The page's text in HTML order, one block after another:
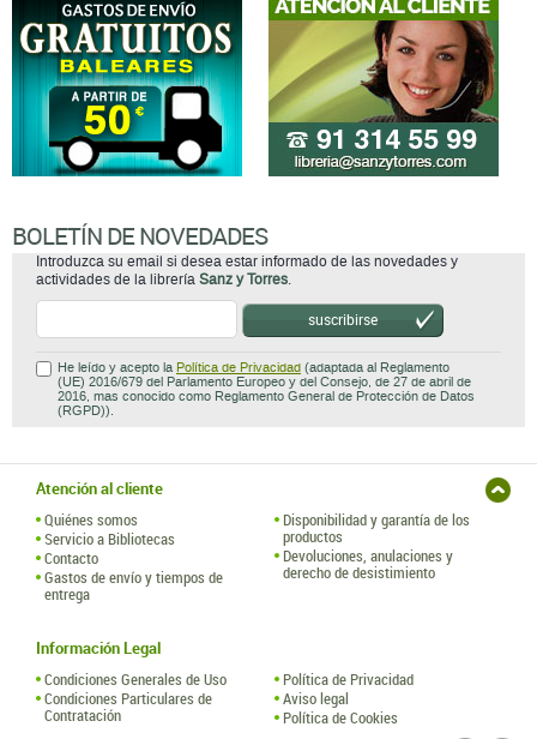
BOLETÍN DE NOVEDADES
Introduzca su email si desea estar informado de las novedades y
actividades de la librería Sanz y Torres.
suscribirse
He leído y acepto la Política de Privacidad (adaptada al Reglamento
(UE) 2016/679 del Parlamento Europeo y del Consejo, de 27 de abril de
2016, mas conocido como Reglamento General de Protección de Datos
(RGPD)).
Atención al cliente
Quiénes somos
Servicio a Bibliotecas
Contacto
Gastos de envío y tiempos de
entrega
Disponibilidad y garantía de los
productos
Devoluciones, anulaciones y
derecho de desistimiento
Información Legal
Condiciones Generales de Uso
Condiciones Particulares de
Contratación
Política de Privacidad
Aviso legal
Política de Cookies